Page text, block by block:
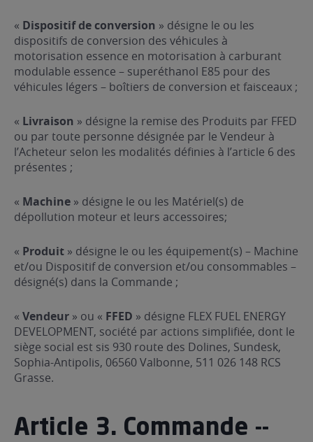
« Dispositif de conversion » désigne le ou les
dispositifs de conversion des véhicules à
motorisation essence en motorisation à carburant
modulable essence – superéthanol E85 pour des
véhicules légers – boîtiers de conversion et faisceaux ;
« Livraison » désigne la remise des Produits par FFED
ou par toute personne désignée par le Vendeur à
l’Acheteur selon les modalités définies à l’article 6 des
présentes ;
« Machine » désigne le ou les Matériel(s) de
dépollution moteur et leurs accessoires;
« Produit » désigne le ou les équipement(s) – Machine
et/ou Dispositif de conversion et/ou consommables –
désigné(s) dans la Commande ;
« Vendeur » ou « FFED » désigne FLEX FUEL ENERGY
DEVELOPMENT, société par actions simplifiée, dont le
siège social est sis 930 route des Dolines, Sundesk,
Sophia-Antipolis, 06560 Valbonne, 511 026 148 RCS
Grasse.
Article 3. Commande -­